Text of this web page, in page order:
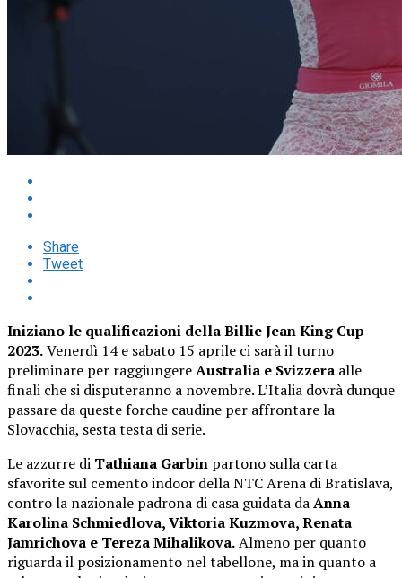
Share
Tweet
Iniziano le qualificazioni della Billie Jean King Cup
2023.Venerdì 14 e sabato 15 aprile ci sarà il turno
preliminare per raggiungereAustralia e Svizzera alle
finali che si disputeranno a novembre. L’Italia dovrà dunque
passare da queste forche caudine per affrontare la
Slovacchia, sesta testa di serie.
Le azzurre di Tathiana Garbin partono sulla carta
sfavorite sul cemento indoor della NTC Arena di Bratislava,
contro la nazionale padrona di casa guidata daAnna
Karolina Schmiedlova, Viktoria Kuzmova, Renata
Jamrichova e Tereza Mihalikova.Almeno per quanto
riguarda il posizionamento nel tabellone, ma in quanto a